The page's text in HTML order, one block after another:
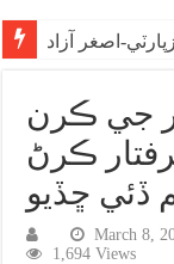
اصغر آزاد
جي ڪرن
ڪرڻ
ڏئي ڇڏيو
March 8,
1,694 Views